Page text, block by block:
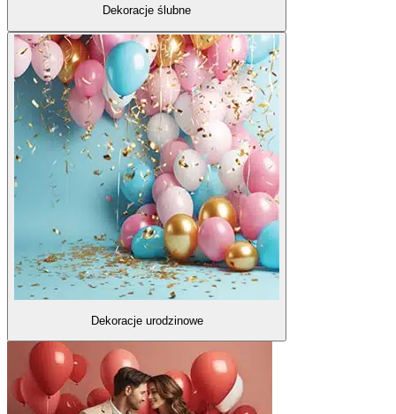
Dekoracje ślubne
Dekoracje urodzinowe